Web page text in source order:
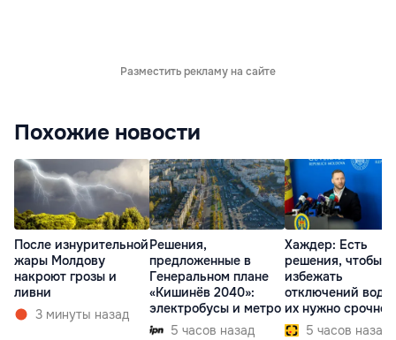
Разместить рекламу на сайте
Похожие новости
После изнурительной
жары Молдову
накроют грозы и
ливни
3 минуты назад
Решения,
предложенные в
Генеральном плане
«Кишинёв 2040»:
электробусы и метро
5 часов назад
Хаждер: Есть
решения, чтобы
избежать
отключений
их нужно срочно
внедрить
5 часов назад